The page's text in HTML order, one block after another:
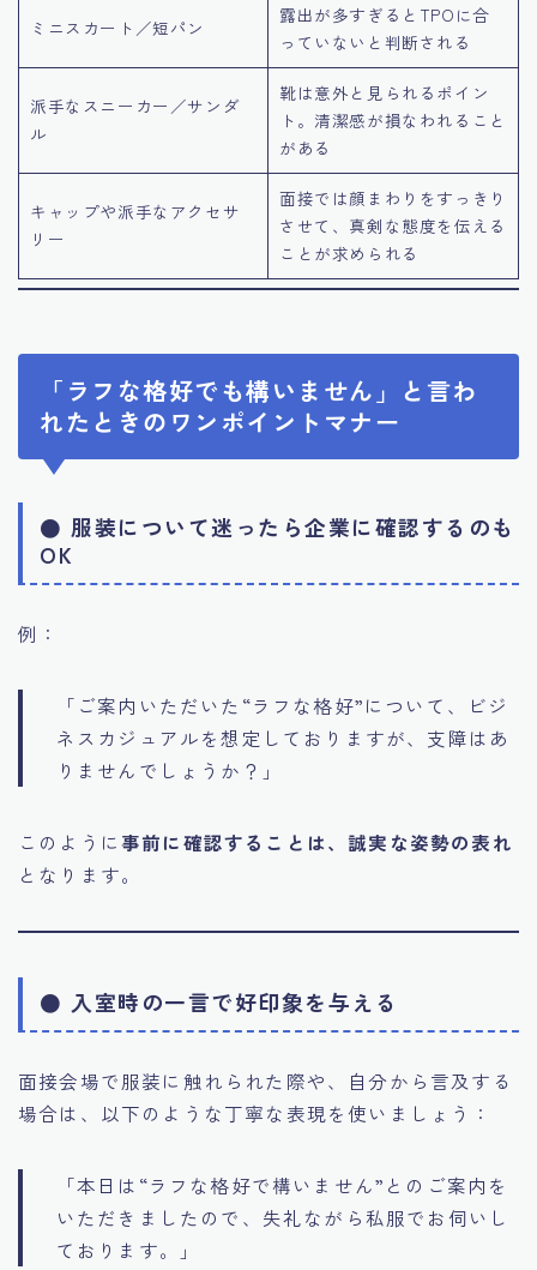
ミニスカート／短パン
露出が多すぎるとTPOに合
っていないと判断される
派手なスニーカー／サンダ
ル
靴は意外と見られるポイン
ト。清潔感が損なわれること
がある
キャップや派手なアクセサ
リー
面接では顔まわりをすっきり
させて、真剣な態度を伝える
ことが求められる
「ラフな格好でも構いません」と言わ
れたときのワンポイントマナー
● 服装について迷ったら企業に確認するのも
OK
例：
「ご案内いただいた“ラフな格好”について、ビジ
ネスカジュアルを想定しておりますが、支障はあ
りませんでしょうか？」
このように事前に確認することは、誠実な姿勢の表れ
となります。
● 入室時の一言で好印象を与える
面接会場で服装に触れられた際や、自分から言及する
場合は、以下のような丁寧な表現を使いましょう：
「本日は“ラフな格好で構いません”とのご案内を
いただきましたので、失礼ながら私服でお伺いし
ております。」